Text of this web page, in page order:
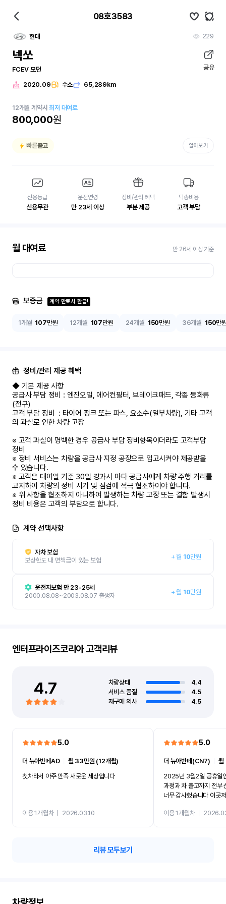
08호3583
현대 229
넥쏘
FCEV 모던 공유
2020.09 수소 65,289km
12개월 계약시최저 대여료
800,000원
빠른출고 알아보기
신용등급
신용무관
운전연령
만 23세 이상
정비/관리 혜택
부분 제공
탁송비용
고객 부담
월 대여료 만 26세 이상 기준
보증금 계약 만료시 환급!
1개월 107만원 12개월 107만원 24개월 150만원 36개월 150만
정비/관리 제공 혜택
◆ 기본 제공 사항
공급사 부담 정비 : 엔진오일, 에어컨필터, 브레이크패드, 각종 등화류
(전구)
고객 부담 정비  : 타이어 펑크 또는 파스, 요소수(일부차량), 기타 고객
의 과실로 인한 차량 고장
※ 고객 과실이 명백한 경우 공급사 부담 정비항목이더라도 고객부담
정비
※ 정비 서비스는 차량을 공급사 지정 공장으로 입고시켜야 제공받을
수 있습니다.
※ 고객은 대여일 기준 30일 경과시 마다 공급사에게 차량 주행 거리를
고지하여 차량의 정비 시기 및 점검에 적극 협조하여야 합니다.
※ 위 사항을 협조하지 아니하여 발생하는 차량 고장 또는 결함 발생시
정비 비용은 고객의 부담으로 합니다.
계약 선택사항
자차 보험
보상한도 내 면책금이 있는 보험
+월 10만원
운전자보험 만 23-25세
2000.08.08~2003.08.07 출생자
+월 10만원
엔터프라이즈코리아고객리뷰
4.7 차량상태
4.4
서비스 품질
4.5
재구매 의사
4.5
5.0
더 뉴아반떼ADㅣ 월 33만원 (12개월)
첫차라서 아주 만족 새로운 세상입니다
이용 1개월차ㅣ 2026.03.10
5.0
더 뉴아반떼(CN7) ㅣ월
2025년 3월2일 공휴일
과정과 차 출고까지 전부 신속하게 처리해주셔서
너무 감사했습니다 이곳
렴했고 매물올려놓은걸
이용 1개월차ㅣ
리뷰 모두보기